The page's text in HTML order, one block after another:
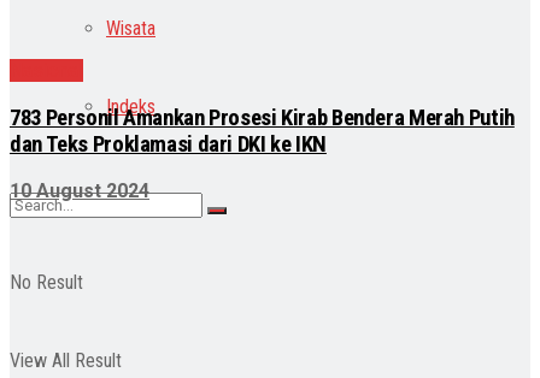
Wisata
Indeks
No Result
View All Result
783 Personil Amankan Prosesi Kirab Bendera Merah Putih
dan Teks Proklamasi dari DKI ke IKN
10 August 2024